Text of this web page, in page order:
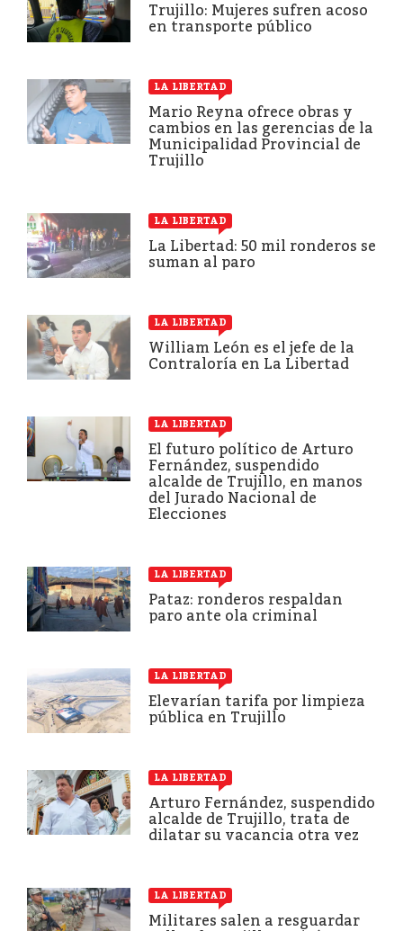
Trujillo: Mujeres sufren acoso
en transporte público
LA LIBERTAD
Mario Reyna ofrece obras y
cambios en las gerencias de la
Municipalidad Provincial de
Trujillo
LA LIBERTAD
La Libertad: 50 mil ronderos se
suman al paro
LA LIBERTAD
William León es el jefe de la
Contraloría en La Libertad
LA LIBERTAD
El futuro político de Arturo
Fernández, suspendido
alcalde de Trujillo, en manos
del Jurado Nacional de
Elecciones
LA LIBERTAD
Pataz: ronderos respaldan
paro ante ola criminal
LA LIBERTAD
Elevarían tarifa por limpieza
pública en Trujillo
LA LIBERTAD
Arturo Fernández, suspendido
alcalde de Trujillo, trata de
dilatar su vacancia otra vez
LA LIBERTAD
Militares salen a resguardar